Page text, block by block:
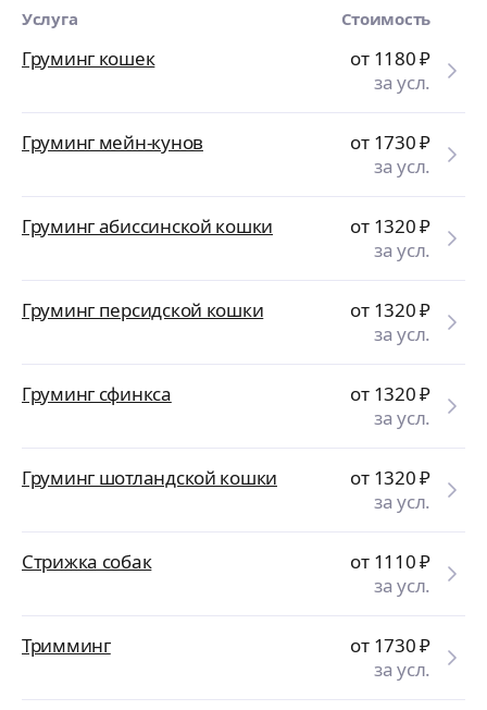
Услуга Стоимость
Груминг кошек от 1180₽
за усл.
Груминг мейн-кунов от 1730₽
за усл.
Груминг абиссинской кошки от 1320₽
за усл.
Груминг персидской кошки от 1320₽
за усл.
Груминг сфинкса от 1320₽
за усл.
Груминг шотландской кошки от 1320₽
за усл.
Стрижка собак от 1110₽
за усл.
Тримминг от 1730₽
за усл.